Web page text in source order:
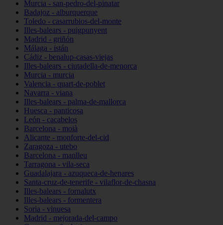
Murcia - san-pedro-del-pinatar
Badajoz - alburquerque
Toledo - casarrubios-del-monte
Illes-balears - puigpunyent
Madrid - griñón
Málaga - istán
Cádiz - benalup-casas-viejas
Illes-balears - ciutadella-de-menorca
Murcia - murcia
Valencia - quart-de-poblet
Navarra - viana
Illes-balears - palma-de-mallorca
Huesca - panticosa
León - cacabelos
Barcelona - moià
Alicante - monforte-del-cid
Zaragoza - utebo
Barcelona - manlleu
Tarragona - vila-seca
Guadalajara - azuqueca-de-henares
Santa-cruz-de-tenerife - vilaflor-de-chasna
Illes-balears - fornalutx
Illes-balears - formentera
Soria - vinuesa
Madrid - mejorada-del-campo